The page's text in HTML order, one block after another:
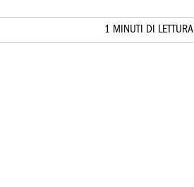
1 MINUTI DI LETTURA